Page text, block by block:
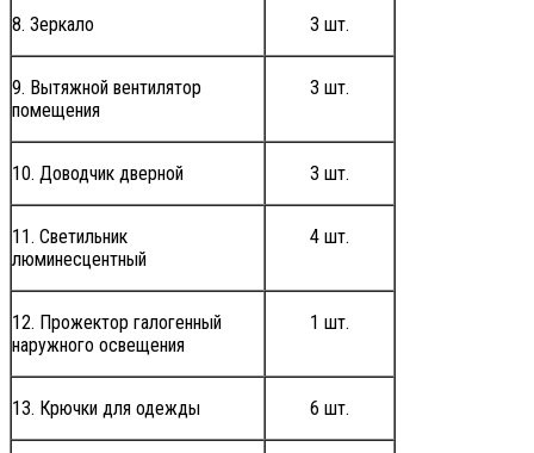
8. Зеркало 3 шт.
9. Вытяжной вентилятор
помещения
3 шт.
10. Доводчик дверной 3 шт.
11. Светильник
люминесцентный
4 шт.
12. Прожектор галогенный
наружного освещения
1 шт.
13. Крючки для одежды 6 шт.